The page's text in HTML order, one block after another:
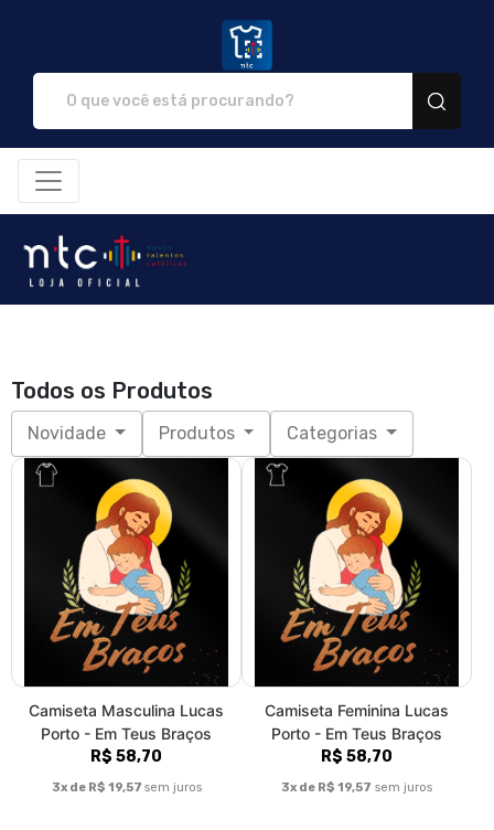
Todos os Produtos
Novidade Produtos Categorias
Camiseta Masculina Lucas
Porto - Em Teus Braços
R$ 58,70
3x de R$ 19,57 sem juros
Camiseta Feminina Lucas
Porto - Em Teus Braços
R$ 58,70
3x de R$ 19,57 sem juros